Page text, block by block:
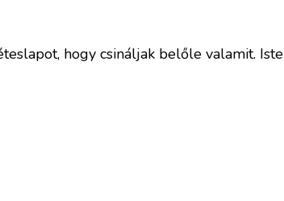
hogy csináljak belőle valamit.